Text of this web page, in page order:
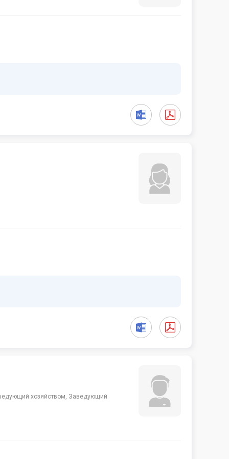
хозяйством, Заведующий